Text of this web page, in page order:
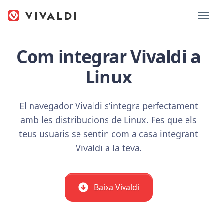
Com integrar Vivaldi a
Linux
El navegador Vivaldi s’integra perfectament
amb les distribucions de Linux. Fes que els
teus usuaris se sentin com a casa integrant
Vivaldi a la teva.
Baixa Vivaldi